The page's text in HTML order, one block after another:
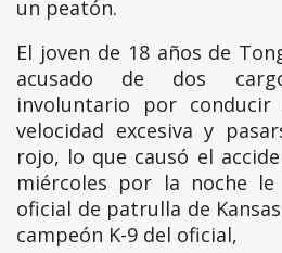
un peatón.
El joven de 18 años de
acusado de dos
involuntario por
velocidad excesiva y
rojo, lo que causó el
miércoles por la noche
oficial de patrulla de
campeón K-9 del oficial,